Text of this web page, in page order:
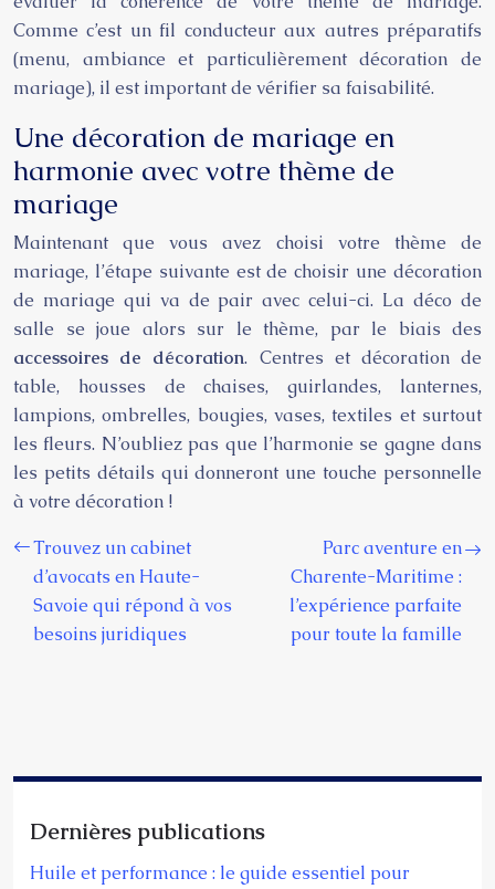
Comme c’est un fil conducteur aux autres préparatifs
(menu, ambiance et particulièrement décoration de
mariage), il est important de vérifier sa faisabilité.
Une décoration de mariage en
harmonie avec votre thème de
mariage
Maintenant que vous avez choisi votre thème de
mariage, l’étape suivante est de choisir une décoration
de mariage qui va de pair avec celui-ci. La déco de
salle se joue alors sur le thème, par le biais des
accessoires de décoration. Centres et décoration de
table, housses de chaises, guirlandes, lanternes,
lampions, ombrelles, bougies, vases, textiles et surtout
les fleurs. N’oubliez pas que l’harmonie se gagne dans
les petits détails qui donneront une touche personnelle
à votre décoration !
Trouvez un cabinet
d’avocats en Haute-
Savoie qui répond à vos
besoins juridiques
Parc aventure en
Charente-Maritime :
l’expérience parfaite
pour toute la famille
Dernières publications
Huile et performance : le guide essentiel pour